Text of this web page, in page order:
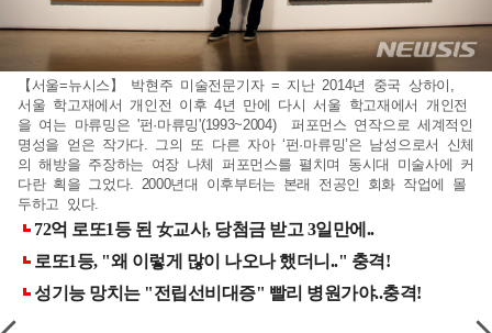
【서울=뉴시스】 박현주 미술전문기자 = 지난 2014년 중국 상하이,
서울 학고재에서 개인전 이후 4년 만에 다시 서울 학고재에서 개인전
을 여는 마류밍은 '펀·마류밍'(1993~2004) 퍼포먼스 연작으로 세계적인
명성을 얻은 작가다. 그의 또 다른 자아 ‘펀·마류밍’은 남성으로서 신체
의 해방을 주장하는 여장 나체 퍼포먼스를 펼치며 동시대 미술사에 커
다란 획을 그었다. 2000년대 이후부터는 본래 전공인 회화 작업에 몰
두하고 있다.